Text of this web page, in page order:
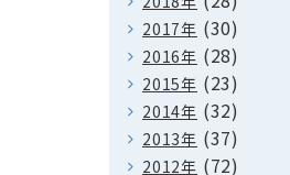
2017年 (30)
2016年 (28)
2015年 (23)
2014年 (32)
2013年 (37)
2012年 (72)